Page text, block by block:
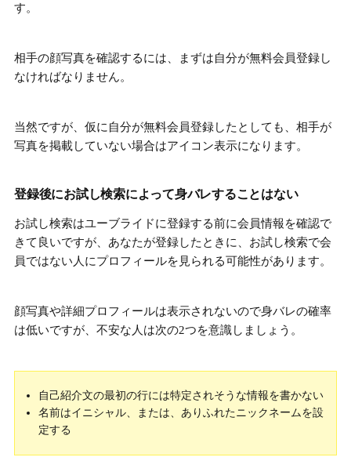
す。
相手の顔写真を確認するには、 まずは自分が無料会員登録し
なければなりません。
当然ですが、仮に自分が無料会員登録したとしても、相手が
写真を掲載していない場合はアイコン表示になります。
登録後にお試し検索によって身バレすることはない
お試し検索はユーブライドに登録する前に会員情報を確認で
きて良いですが、 あなたが登録したときに、お試し検索で会
員ではない人にプロフィールを見られる可能性があります。
顔写真や詳細プロフィールは表示されないので身バレの確率
は低いですが、不安な人は次の2つを意識しましょう。
自己紹介文の最初の行には特定されそうな情報を書かない
名前はイニシャル、または、ありふれたニックネームを設
定する